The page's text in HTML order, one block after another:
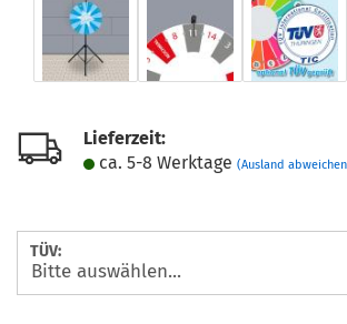
Lieferzeit:
ca. 5-8 Werktage (Ausland
TÜV: